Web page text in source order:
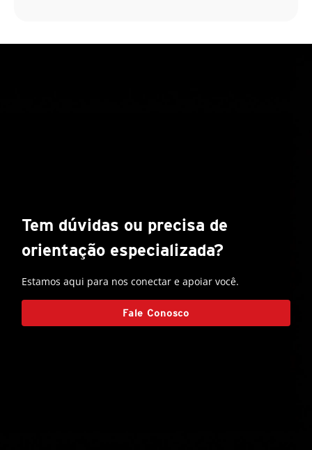
Tem dúvidas ou precisa de
orientação especializada?
Estamos aqui para nos conectar e apoiar você.
Fale Conosco